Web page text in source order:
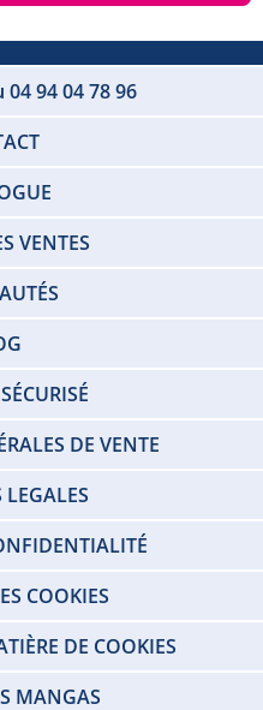
94 04 78 96
VENTES
DE VENTE
COOKIES
DE COOKIES
MANGAS